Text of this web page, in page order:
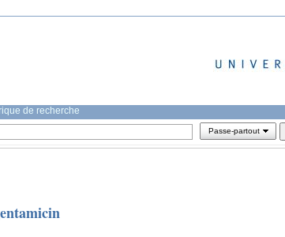
de recherche
Passe-partout